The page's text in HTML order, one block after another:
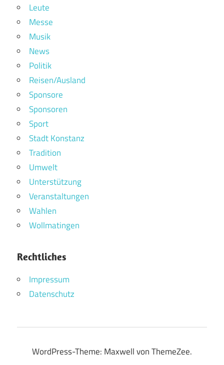
Leute
Messe
Musik
News
Politik
Reisen/Ausland
Sponsore
Sponsoren
Sport
Stadt Konstanz
Tradition
Umwelt
Unterstützung
Veranstaltungen
Wahlen
Wollmatingen
Rechtliches
Impressum
Datenschutz
WordPress-Theme: Maxwell von ThemeZee.